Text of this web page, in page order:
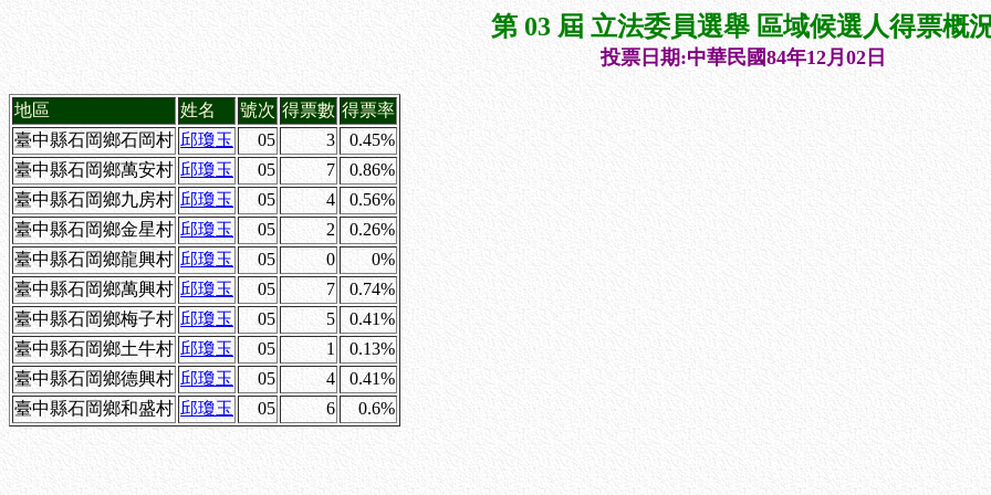
第 03 屆 立法委員選舉 區域候選人得票概
投票日期:中華民國84年12月02日
地區 姓名 號次 得票數 得票率
臺中縣石岡鄉石岡村 邱瓊玉 05 3
0.45%
臺中縣石岡鄉萬安村 邱瓊玉 05 7
0.86%
臺中縣石岡鄉九房村 邱瓊玉 05 4
0.56%
臺中縣石岡鄉金星村 邱瓊玉 05 2
0.26%
臺中縣石岡鄉龍興村 邱瓊玉 05 0
0%
臺中縣石岡鄉萬興村 邱瓊玉 05 7
0.74%
臺中縣石岡鄉梅子村 邱瓊玉 05 5
0.41%
臺中縣石岡鄉土牛村 邱瓊玉 05 1
0.13%
臺中縣石岡鄉德興村 邱瓊玉 05 4
0.41%
臺中縣石岡鄉和盛村 邱瓊玉 05 6 0.6%